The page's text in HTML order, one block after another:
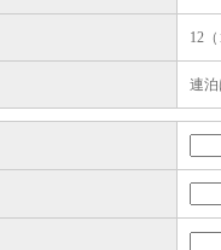
12
連